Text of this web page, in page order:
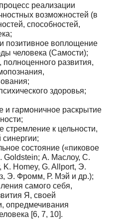
реализации
возможностей (в
способностей,
позитивное воплощение
человека (Самости);
развития,
здоровья;
и гармоничное раскрытие
стремление к цельности,
синергии;
состояние («пиковое
Goldstein; А. Маслоу, C.
K. Homey, G. Allport, Э.
Э. Фромм, Р. Мэй и др.);
самого себя,
Я, своей
опредмечивания
[6, 7, 10].